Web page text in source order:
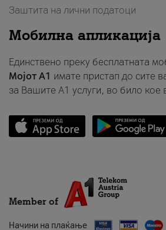
Заштита на лични податоци
Мобилна апликација
Единствено преку бесплатната
Мојот A1 имате пристап до сите
за Вашите A1 услуги, во било кое
Member of
Начини на плаќање